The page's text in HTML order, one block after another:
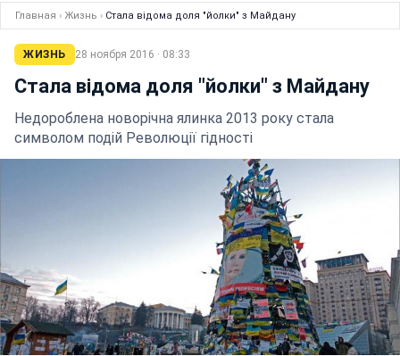
Главная › Жизнь › Стала відома доля "йолки" з Майдану
ЖИЗНЬ 28 ноября 2016 · 08:33
Стала відома доля "йолки" з Майдану
Недороблена новорічна ялинка 2013 року стала
символом подій Революції гідності